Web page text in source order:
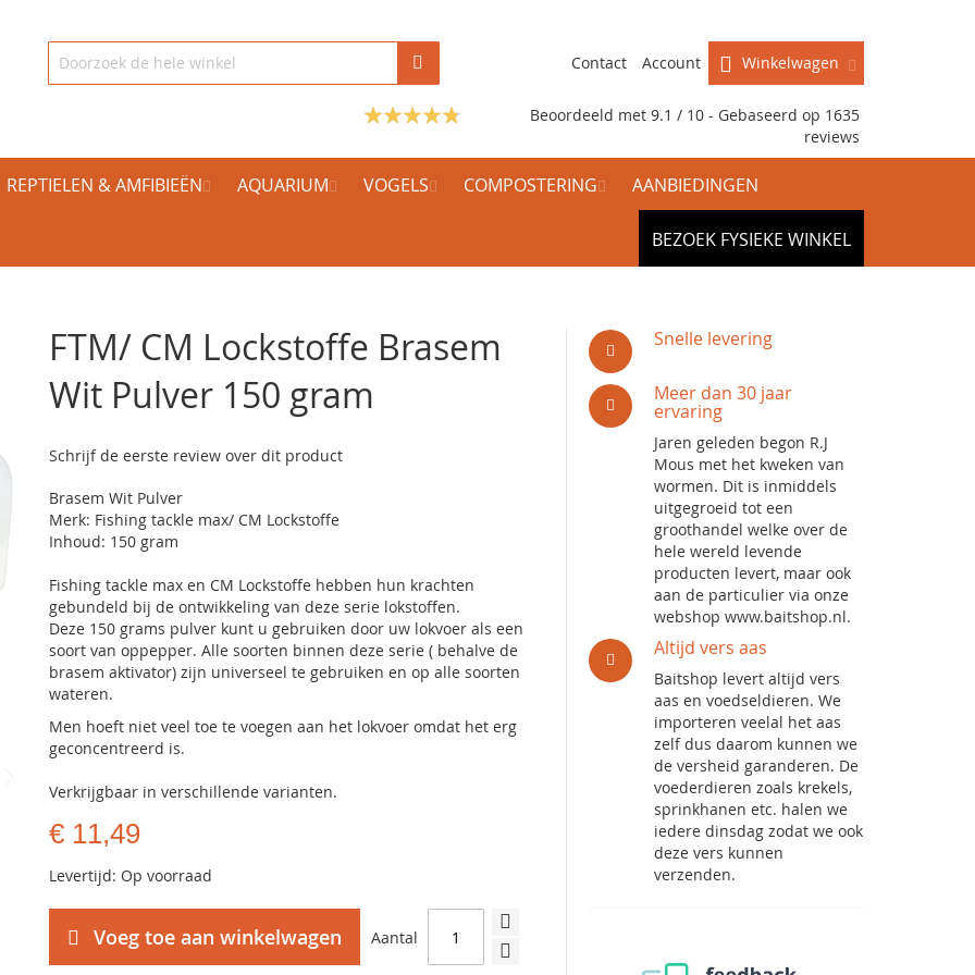
Winkelwagen
Contact Account
Beoordeeld met 9.1 / 10 - Gebaseerd op 1635
reviews
REPTIELEN & AMFIBIEËN AQUARIUM VOGELS COMPOSTERING AANBIEDINGEN
BEZOEK FYSIEKE WINKEL
FTM/ CM Lockstoffe Brasem
Wit Pulver 150 gram
Schrijf de eerste review over dit product
Brasem Wit Pulver
Merk: Fishing tackle max/ CM Lockstoffe
Inhoud: 150 gram
Fishing tackle max en CM Lockstoffe hebben hun krachten
gebundeld bij de ontwikkeling van deze serie lokstoffen.
Deze 150 grams pulver kunt u gebruiken door uw lokvoer als een
soort van oppepper. Alle soorten binnen deze serie ( behalve de
brasem aktivator) zijn universeel te gebruiken en op alle soorten
wateren.
Men hoeft niet veel toe te voegen aan het lokvoer omdat het erg
geconcentreerd is.
Verkrijgbaar in verschillende varianten.
€ 11,49
Levertijd: Op voorraad
Aantal
Voeg toe aan winkelwagen
Snelle levering
Meer dan 30 jaar
ervaring
Jaren geleden begon R.J
Mous met het kweken van
wormen. Dit is inmiddels
uitgegroeid tot een
groothandel welke over de
hele wereld levende
producten levert, maar ook
aan de particulier via onze
webshop www.baitshop.nl.
Altijd vers aas
Baitshop levert altijd vers
aas en voedseldieren. We
importeren veelal het aas
zelf dus daarom kunnen we
de versheid garanderen. De
voederdieren zoals krekels,
sprinkhanen etc. halen we
iedere dinsdag zodat we ook
deze vers kunnen
verzenden.